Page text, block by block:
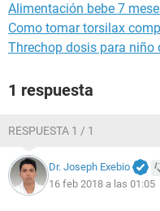
Alimentación bebe 7
Como tomar torsilax
Threchop dosis para niño
1 respuesta
RESPUESTA 1 / 1
Dr. Joseph Exebio
16 feb 2018 a las 01:05